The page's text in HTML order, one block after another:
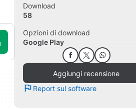
Download
58
Opzioni di download
Google Play
Aggiungi recensione
Report sul software